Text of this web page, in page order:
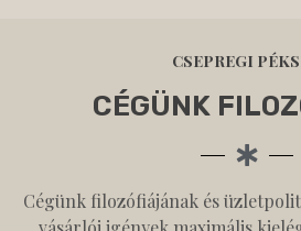
CSEPREGI
CÉGÜNK
Cégünk filozófiájának és